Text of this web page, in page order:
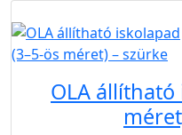
OLA állítható